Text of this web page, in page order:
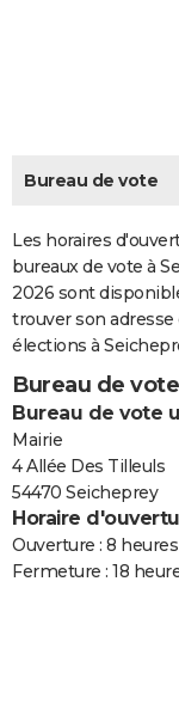
CARTE DE VOEUX
Dictionnaire
Biographies
Citations
Expressions
Proverbes
PROGRAMME TV
COPAINS D'AVANT
FORUM
Bricolage
Lifestyle
Culture
Sport
Auto
Television
Voyage
Cinema
Bureau de vote
Les horaires
bureaux de vote à
2026 sont
trouver son
élections à
Bureau de
Bureau de vote
Mairie
4 Allée Des Tilleuls
54470 Seicheprey
Horaire
Ouverture : 8 heures
Fermeture : 18